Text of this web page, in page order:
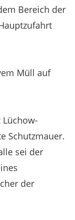
Bereich der
Müll auf
Schutzmauer.
sei der
der